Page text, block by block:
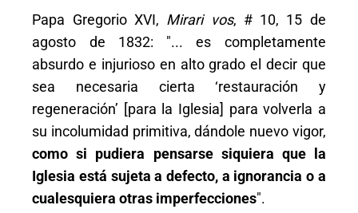
Papa Gregorio XVI, Mirari vos, # 10, 15 de
agosto de 1832: "... es completamente
absurdo e injurioso en alto grado el decir que
sea necesaria cierta ‘restauración y
regeneración’ [para la Iglesia] para volverla a
su incolumidad primitiva, dándole nuevo vigor,
como si pudiera pensarse siquiera que la
Iglesia está sujeta a defecto, a ignorancia o a
cualesquiera otras imperfecciones".